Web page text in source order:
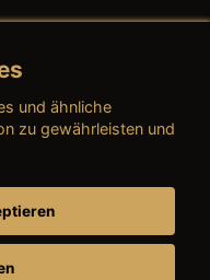
und ähnliche
zu gewährleisten und